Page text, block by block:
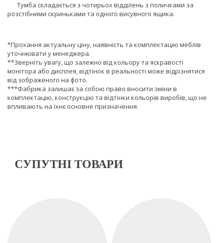
Тумба складається з чотирьох відділень з поличками за
розстібними скриньками та одного висувного ящика.
*Прохання актуальну ціну, наявність та комплектацію меблів
уточнювати у менеджера.
**Зверніть увагу, що залежно від кольору та яскравості
монітора або дисплея, відтінок в реальності може відрізнятися
від зображеного на фото.
***Фабрика залишає за собою право вносити зміни в
комплектацію, конструкцію та відтінки кольорів виробів, що не
впливають на їхнє основне призначення.
СУПУТНІ ТОВАРИ